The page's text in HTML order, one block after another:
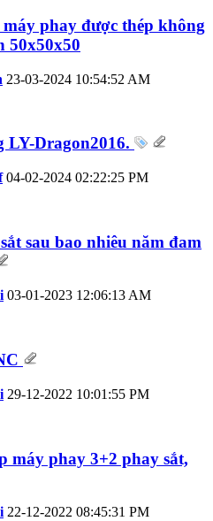
phay được thép không
50x50x50
23-03-2024 10:54:52 AM
LY-Dragon2016.
04-02-2024 02:22:25 PM
sau bao nhiêu năm đam
03-01-2023 12:06:13 AM
29-12-2022 10:01:55 PM
máy phay 3+2 phay sắt,
22-12-2022 08:45:31 PM